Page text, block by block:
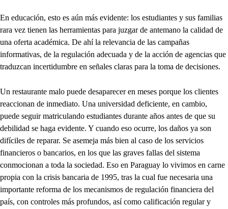
En educación, esto es aún más evidente: los estudiantes y sus familias
rara vez tienen las herramientas para juzgar de antemano la calidad de
una oferta académica. De ahí la relevancia de las campañas
informativas, de la regulación adecuada y de la acción de agencias que
traduzcan incertidumbre en señales claras para la toma de decisiones.
Un restaurante malo puede desaparecer en meses porque los clientes
reaccionan de inmediato. Una universidad deficiente, en cambio,
puede seguir matriculando estudiantes durante años antes de que su
debilidad se haga evidente. Y cuando eso ocurre, los daños ya son
difíciles de reparar. Se asemeja más bien al caso de los servicios
financieros o bancarios, en los que las graves fallas del sistema
conmocionan a toda la sociedad. Eso en Paraguay lo vivimos en carne
propia con la crisis bancaria de 1995, tras la cual fue necesaria una
importante reforma de los mecanismos de regulación financiera del
país, con controles más profundos, así como calificación regular y